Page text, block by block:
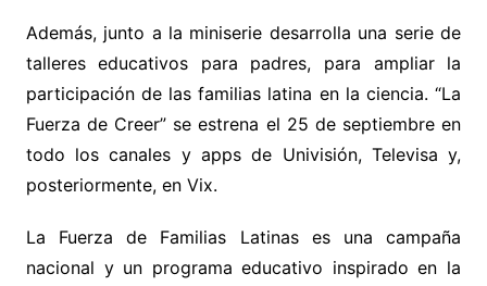
Además, junto a la miniserie desarrolla una serie de
talleres educativos para padres, para ampliar la
participación de las familias latina en la ciencia. “La
Fuerza de Creer” se estrena el 25 de septiembre en
todo los canales y apps de Univisión, Televisa y,
posteriormente, en Vix.
La Fuerza de Familias Latinas es una campaña
nacional y un programa educativo inspirado en la